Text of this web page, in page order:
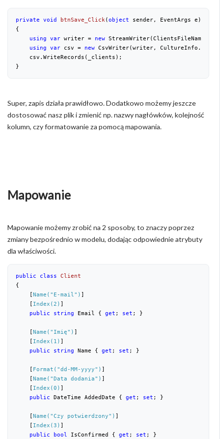
private void btnSave_Click(object sender, EventArgs e
{
using var writer = new StreamWriter(ClientsFileName);
using var csv = new CsvWriter(writer,
    csv.WriteRecords(_clients);
}
Super, zapis działa prawidłowo. Dodatkowo możemy jeszcze
dostosować nasz plik i zmienić np. nazwy nagłówków, kolejność
kolumn, czy formatowanie za pomocą mapowania.
Mapowanie
Mapowanie możemy zrobić na 2 sposoby, to znaczy poprzez
zmiany bezpośrednio w modelu, dodając odpowiednie atrybuty
dla właściwości.
public class Client
{
    [
Name( "E-mail" ) ]
    [
Index(2) ]
public
string Email { get ; set ; }
    [
Name( "Imię" ) ]
    [
Index(1) ]
public
string Name { get ; set ; }
    [
Format( "dd-MM-yyyy" ) ]
    [
Name( "Data dodania" ) ]
    [
Index(0) ]
public DateTime AddedDate { get ; set ; }
    [
Name( "Czy potwierdzony" ) ]
    [
Index(3) ]
public
bool IsConfirmed { get ; set ; }